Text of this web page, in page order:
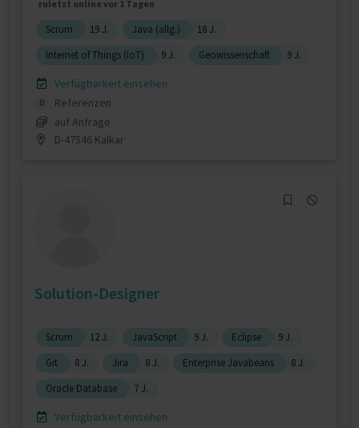
zuletzt online vor 1 Tagen
Scrum 19 J. Java (allg.)
18 J.
Internet of Things (IoT)
9 J. Geowissenschaft 9 J.
Verfügbarkeit einsehen
0
Referenzen
auf Anfrage
D-47546 Kalkar
Solution-Designer
Scrum 12 J. JavaScript 9 J. Eclipse
9 J.
Git
8 J. Jira 8 J. Enterprise Javabeans
8 J.
Oracle Database
7 J.
Verfügbarkeit einsehen